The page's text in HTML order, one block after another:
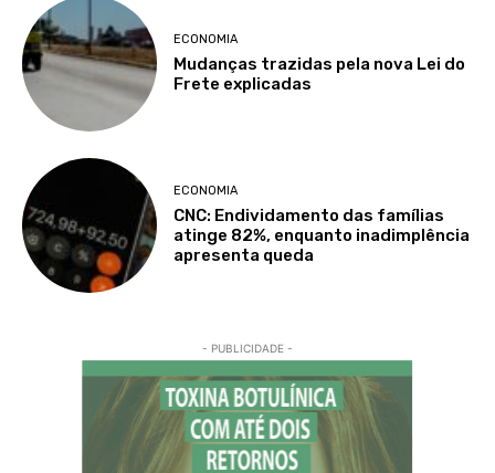
ECONOMIA
Mudanças trazidas pela nova Lei do
Frete explicadas
ECONOMIA
CNC: Endividamento das famílias
atinge 82%, enquanto inadimplência
apresenta queda
- PUBLICIDADE -